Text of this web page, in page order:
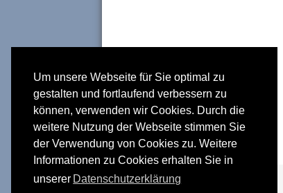
Um unsere Webseite für Sie optimal zu
gestalten und fortlaufend verbessern zu
können, verwenden wir Cookies. Durch die
weitere Nutzung der Webseite stimmen Sie
der Verwendung von Cookies zu. Weitere
Informationen zu Cookies erhalten Sie in
unserer Datenschutzerklärung